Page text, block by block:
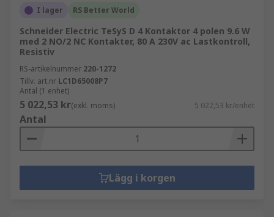
I lager RS Better World
Schneider Electric TeSyS D 4 Kontaktor 4 polen 9.6 W
med 2 NO/2 NC Kontakter, 80 A 230V ac Lastkontroll,
Resistiv
RS-artikelnummer 220-1272
Tillv. art.nr LC1D65008P7
Antal (1 enhet)
5 022,53 kr(exkl. moms) 5 022,53 kr/enhet
Antal
Lägg i korgen